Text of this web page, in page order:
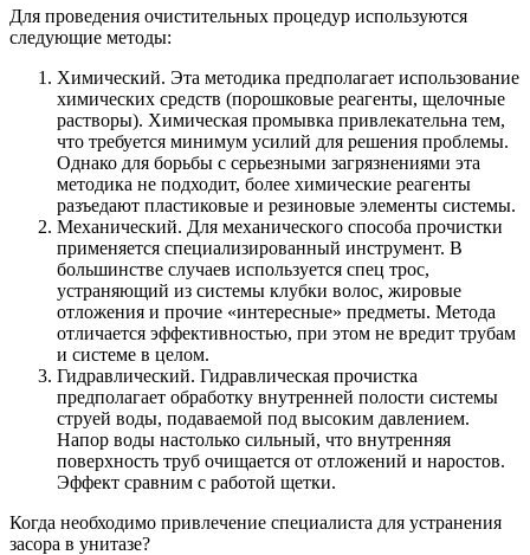
Для проведения очистительных процедур используются
следующие методы:
Химический. Эта методика предполагает использование
химических средств (порошковые реагенты, щелочные
растворы). Химическая промывка привлекательна тем,
что требуется минимум усилий для решения проблемы.
Однако для борьбы с серьезными загрязнениями эта
методика не подходит, более химические реагенты
разъедают пластиковые и резиновые элементы системы.
Механический. Для механического способа прочистки
применяется специализированный инструмент. В
большинстве случаев используется спец трос,
устраняющий из системы клубки волос, жировые
отложения и прочие «интересные» предметы. Метода
отличается эффективностью, при этом не вредит трубам
и системе в целом.
Гидравлический. Гидравлическая прочистка
предполагает обработку внутренней полости системы
струей воды, подаваемой под высоким давлением.
Напор воды настолько сильный, что внутренняя
поверхность труб очищается от отложений и наростов.
Эффект сравним с работой щетки.
Когда необходимо привлечение специалиста для устранения
засора в унитазе?